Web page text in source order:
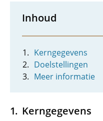
Inhoud
Kerngegevens
Doelstellingen
Meer informatie
Kerngegevens